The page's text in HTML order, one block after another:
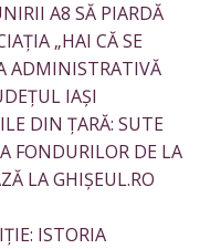
A8 SĂ PIARDĂ
„HAI CĂ SE
ADMINISTRATIVĂ
IAȘI
DIN ȚARĂ: SUTE
FONDURILOR DE LA
LA GHIȘEUL.RO
ISTORIA